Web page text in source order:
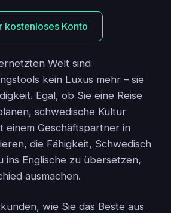
kostenloses Konto
Welt sind
kein Luxus mehr – sie
Egal, ob Sie eine Reise
schwedische Kultur
einem Geschäftspartner in
die Fähigkeit, Schwedisch
ins Englische zu übersetzen,
ausmachen.
wie Sie das Beste aus